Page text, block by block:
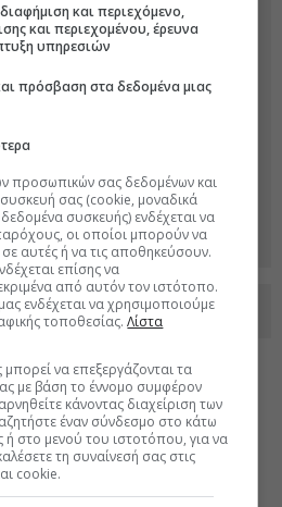
στο Discover
και περιεχόμενο,
και περιεχομένου, έρευνα
υπηρεσιών
πρόσβαση στα δεδομένα μιας
προσωπικών σας δεδομένων και
σας (cookie, μοναδικά
συσκευής) ενδέχεται να
οι οποίοι μπορούν να
αυτές ή να τις αποθηκεύσουν.
επίσης να
από αυτόν τον ιστότοπο.
ενδέχεται να χρησιμοποιούμε
τοποθεσίας.Λίστα
να επεξεργάζονται τα
με βάση το έννομο συμφέρον
κάνοντας διαχείριση των
έναν σύνδεσμο στο κάτω
ή στο μενού του ιστοτόπου, για να
τη συναίνεσή σας στις
cookie.